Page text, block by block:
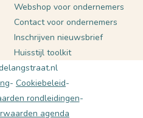
Webshop voor ondernemers
Contact voor ondernemers
Inschrijven nieuwsbrief
Huisstijl toolkit
Cookiebeleid
rondleidingen
agenda